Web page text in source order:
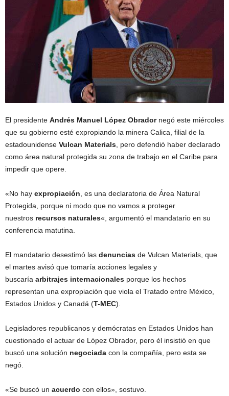
El presidente Andrés Manuel López Obrador negó este miércoles
que su gobierno esté expropiando la minera Calica, filial de la
estadounidense Vulcan Materials , pero defendió haber declarado
como área natural protegida su zona de trabajo en el Caribe para
impedir que opere.
«No hay expropiación , es una declaratoria de Área Natural
Protegida, porque ni modo que no vamos a proteger
nuestros recursos naturales«, argumentó el mandatario en su
conferencia matutina.
El mandatario desestimó las denuncias de Vulcan Materials, que
el martes avisó que tomaría acciones legales y
buscaría arbitrajes internacionales porque los hechos
representan una expropiación que viola el Tratado entre México,
Estados Unidos y Canadá (T-MEC).
Legisladores republicanos y demócratas en Estados Unidos han
cuestionado el actuar de López Obrador, pero él insistió en que
buscó una solución negociada con la compañía, pero esta se
negó.
«Se buscó un acuerdo con ellos», sostuvo.